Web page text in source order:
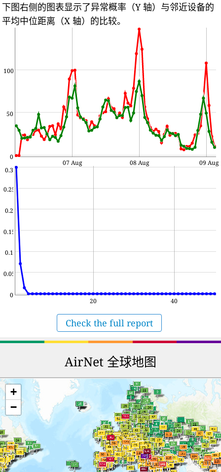
下图右侧的图表显示了异常概率（Y 轴）与邻近设备的
平均中位距离（X 轴）的比较。
0
50
100
07 Aug 08 Aug 09 Aug
0
0.05
0.1
0.15
0.2
0.25
0.3
20 40
Check the full report
AirNet 全球地图
+
−